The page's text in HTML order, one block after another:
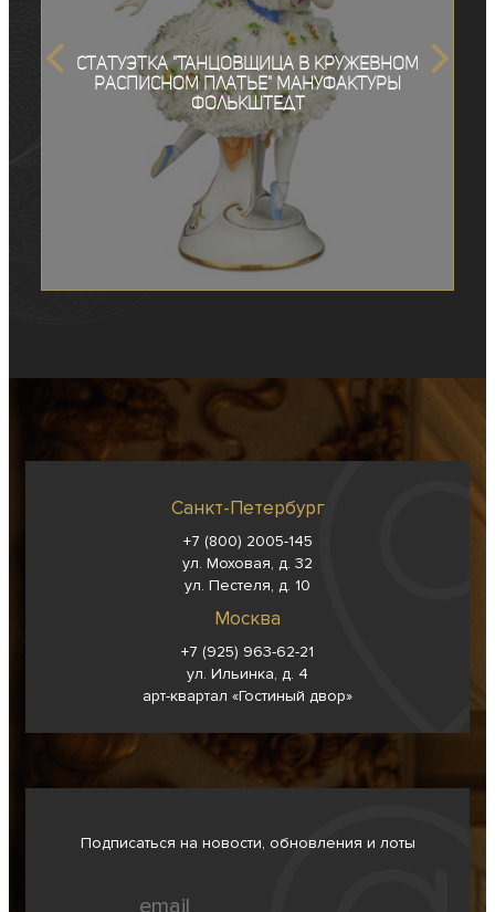
Статуэтка "Танцовщица в кружевном
расписном платье" мануфактуры
Фолькштедт
Санкт-Петербург
+7 (800) 2005-145
ул. Моховая, д. 32
ул. Пестеля, д. 10
Москва
+7 (925) 963-62-21
ул. Ильинка, д. 4
арт-квартал «Гостиный двор»
Подписаться на новости, обновления и лоты